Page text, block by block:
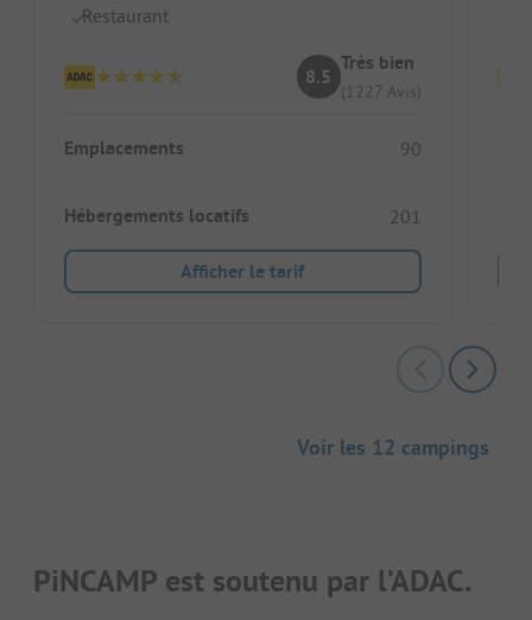
Restaurant
8.5
Très bien
(1227 Avis)
Emplacements 90
Hébergements locatifs 201
Afficher le tarif
Voir les 12 campings
PiNCAMP est soutenu par l’ADAC.